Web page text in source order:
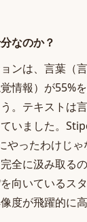
なのか？
ンは、言葉（
情報）が55%
。テキストは
いました。
ったわけじゃ
全に汲み取る
向いているス
度が飛躍的に